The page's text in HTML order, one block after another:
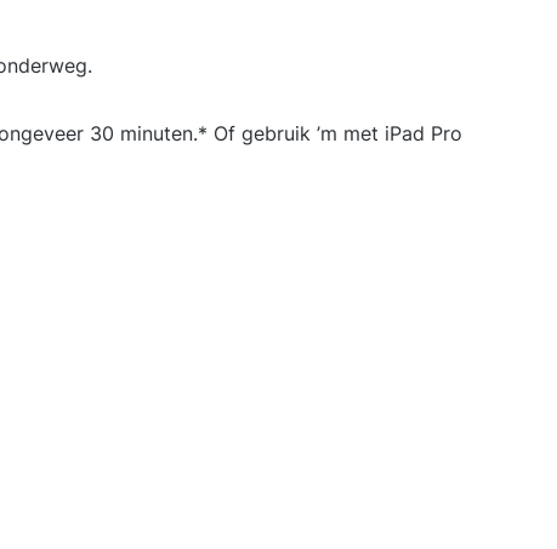
30 minuten.* Of gebruik ’m met iPad Pro